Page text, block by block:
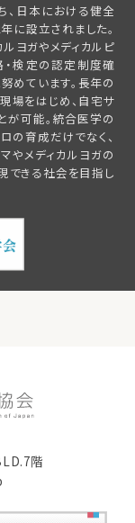
、日本における健全
に設立されました。
ルヨガやメディカルピ
・検定の認定制度確
めています。長年の
場をはじめ、自宅サ
が可能。統合医学の
の育成だけでなく、
やメディカルヨガの
できる社会を目指し
階